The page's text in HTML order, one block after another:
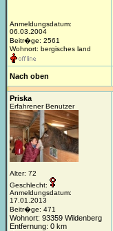
Anmeldungsdatum:
06.03.2004
Beitr�ge: 2561
Wohnort: bergisches land
Nach oben
Priska
Erfahrener Benutzer
Alter: 72
Geschlecht:
Anmeldungsdatum:
17.01.2013
Beitr�ge: 471
Wohnort: 93359 Wildenberg
Entfernung: 0 km